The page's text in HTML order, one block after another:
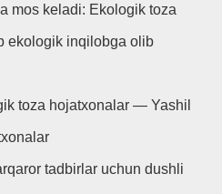
mos keladi: Ekologik toza
ekologik inqilobga olib
toza hojatxonalar — Yashil
tadbirlar uchun dushli